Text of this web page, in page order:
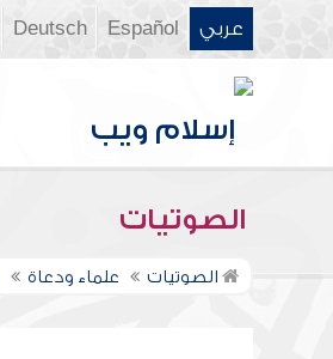
عربي Español
Deutsch
الصوتيات
الصوتيات علماء ودعاة